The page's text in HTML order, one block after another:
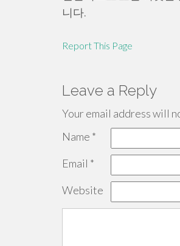
니다.
Report This Page
Leave a Reply
Your email address will
Name *
Email *
Website